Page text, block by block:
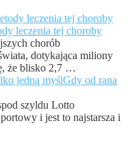
leczenia tej choroby
chorób
dotykająca miliony
że blisko 2,7 …
Gdy od rana
szyldu Lotto
i jest to najstarsza i